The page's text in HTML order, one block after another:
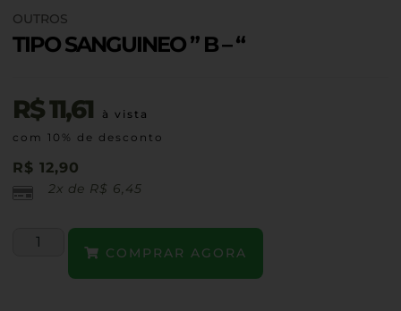
OUTROS
TIPO SANGUINEO ” B – “
R$11,61
à vista
com 10% de desconto
R$ 12,90
2x de R$ 6,45
COMPRAR AGORA